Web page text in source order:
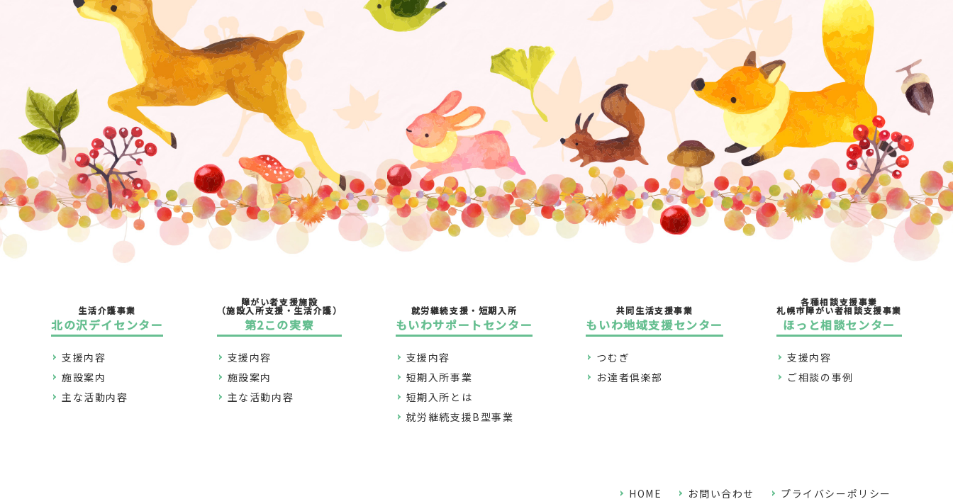
生活介護事業
北の沢デイセンター
支援内容
施設案内
主な活動内容
障がい者支援施設
（施設入所支援・生活介護）
第2この実寮
支援内容
施設案内
主な活動内容
就労継続支援・短期入所
もいわサポートセンター
支援内容
短期入所事業
短期入所とは
就労継続支援B型事業
共同生活支援事業
もいわ地域支援センター
つむぎ
お達者倶楽部
各種相談支援事業
札幌市障がい者相談支援事業
ほっと相談センター
支援内容
ご相談の事例
HOME お問い合わせ プライバシーポリシー